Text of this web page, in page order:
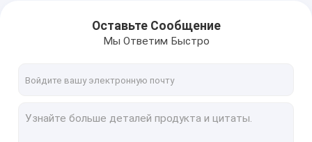
Фрэнсис Hydro турбина
Оставьте Сообщение
Мы Ответим Быстро